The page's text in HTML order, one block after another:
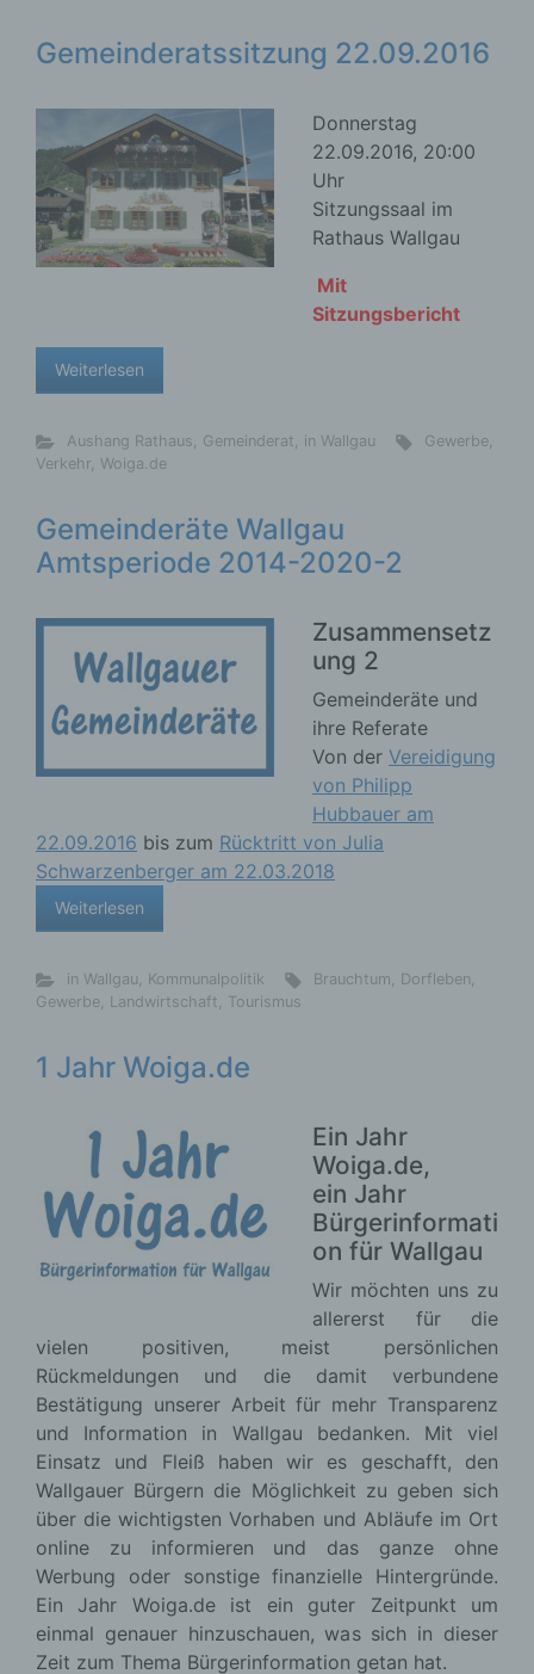
Gemeinderatssitzung 22.09.2016
Donnerstag
22.09.2016, 20:00
Uhr
Sitzungssaal im
Rathaus Wallgau
Mit
Sitzungsbericht
Weiterlesen
Aushang Rathaus, Gemeinderat, in Wallgau Gewerbe,
Verkehr, Woiga.de
Gemeinderäte Wallgau
Amtsperiode 2014-2020-2
Zusammensetz
ung 2
Gemeinderäte und
ihre Referate
Von der Vereidigung
von Philipp
Hubbauer am
22.09.2016 bis zum Rücktritt von Julia
Schwarzenberger am 22.03.2018
Weiterlesen
in Wallgau, Kommunalpolitik Brauchtum, Dorfleben,
Gewerbe, Landwirtschaft, Tourismus
1 Jahr Woiga.de
Ein Jahr
Woiga.de,
ein Jahr
Bürgerinformati
on für Wallgau
Wir möchten uns zu
allererst für die
vielen positiven, meist persönlichen
Rückmeldungen und die damit verbundene
Bestätigung unserer Arbeit für mehr Transparenz
und Information in Wallgau bedanken. Mit viel
Einsatz und Fleiß haben wir es geschafft, den
Wallgauer Bürgern die Möglichkeit zu geben sich
über die wichtigsten Vorhaben und Abläufe im Ort
online zu informieren und das ganze ohne
Werbung oder sonstige finanzielle Hintergründe.
Ein Jahr Woiga.de ist ein guter Zeitpunkt um
einmal genauer hinzuschauen, was sich in dieser
Zeit zum Thema Bürgerinformation getan hat.